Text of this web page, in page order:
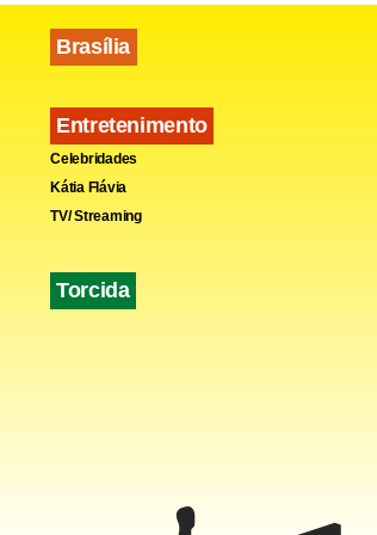
Brasília
Entretenimento
Celebridades
Kátia Flávia
TV/ Streaming
Torcida